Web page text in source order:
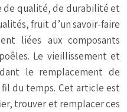
de qualité, de durabilité et
fruit d’un savoir-faire
liées aux composants
Le vieillissement et
le remplacement de
fil du temps. Cet article est
trouver et remplacer ces